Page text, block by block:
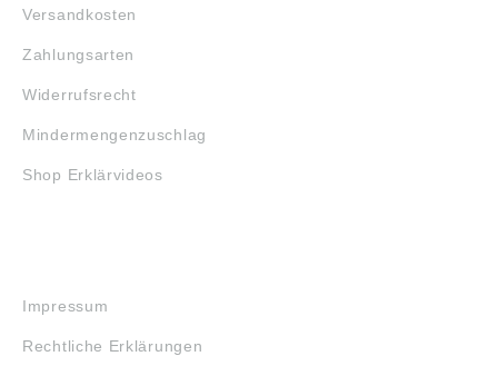
Versandkosten
Zahlungsarten
Widerrufsrecht
Mindermengenzuschlag
Shop Erklärvideos
Impressum
Rechtliche Erklärungen